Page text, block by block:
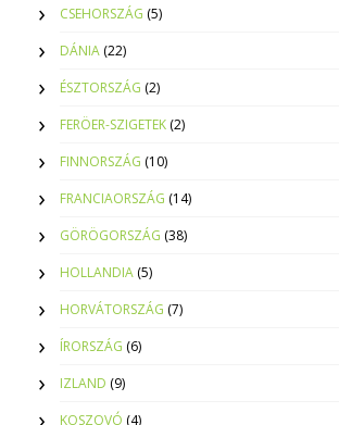
CSEHORSZÁG (5)
DÁNIA (22)
ÉSZTORSZÁG (2)
FERÖER-SZIGETEK (2)
FINNORSZÁG (10)
FRANCIAORSZÁG (14)
GÖRÖGORSZÁG (38)
HOLLANDIA (5)
HORVÁTORSZÁG (7)
ÍRORSZÁG (6)
IZLAND (9)
KOSZOVÓ (4)